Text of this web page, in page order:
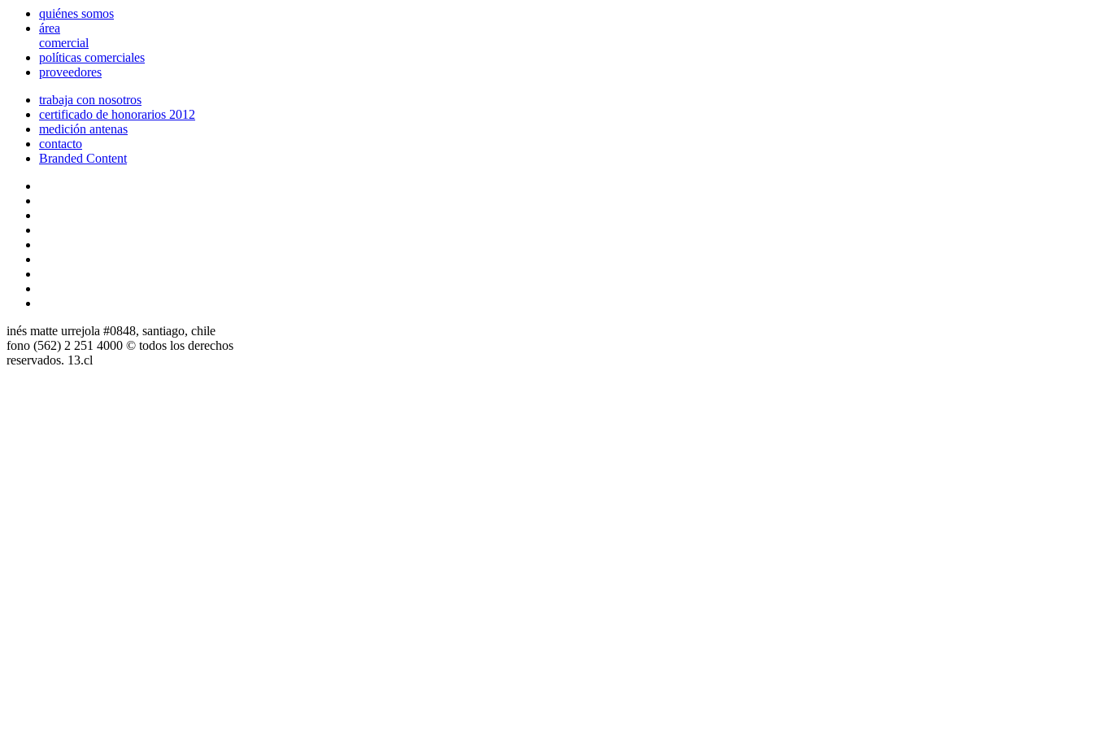
quiénes somos
área
comercial
políticas comerciales
proveedores
trabaja con nosotros
certificado de honorarios 2012
medición antenas
contacto
Branded Content
inés matte urrejola #0848, santiago, chile
fono (562) 2 251 4000 © todos los derechos
reservados. 13.cl